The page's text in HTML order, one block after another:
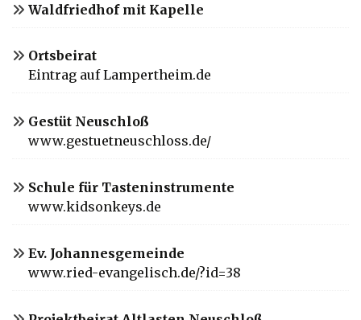
Waldfriedhof mit Kapelle
Ortsbeirat
Eintrag auf Lampertheim.de
Gestüt Neuschloß
www.gestuetneuschloss.de/
Schule für Tasteninstrumente
www.kidsonkeys.de
Ev. Johannesgemeinde
www.ried-evangelisch.de/?id=38